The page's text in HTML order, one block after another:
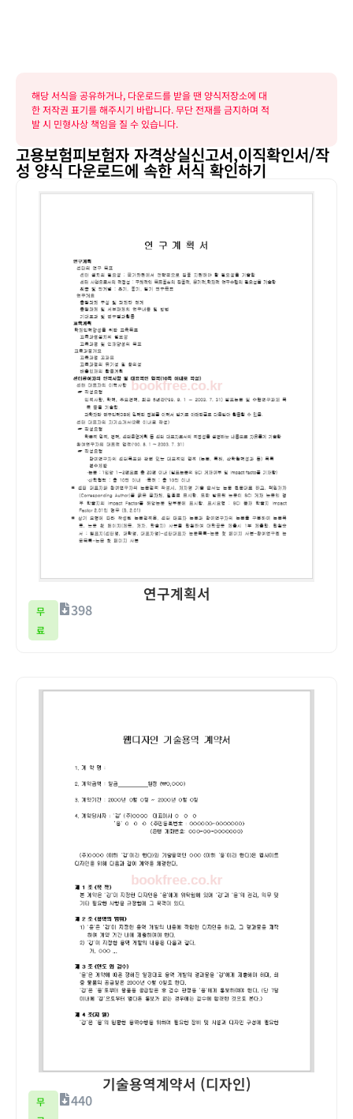
해당 서식을 공유하거나, 다운로드를 받을 땐 양식저장소에 대
한 저작권 표기를 해주시기 바랍니다. 무단 전재를 금지하며 적
발 시 민형사상 책임을 질 수 있습니다.
고용보험피보험자 자격상실신고서,이직확인서/작
성 양식 다운로드에 속한 서식 확인하기
연구계획서
무
료
398
기술용역계약서 (디자인)
무
440